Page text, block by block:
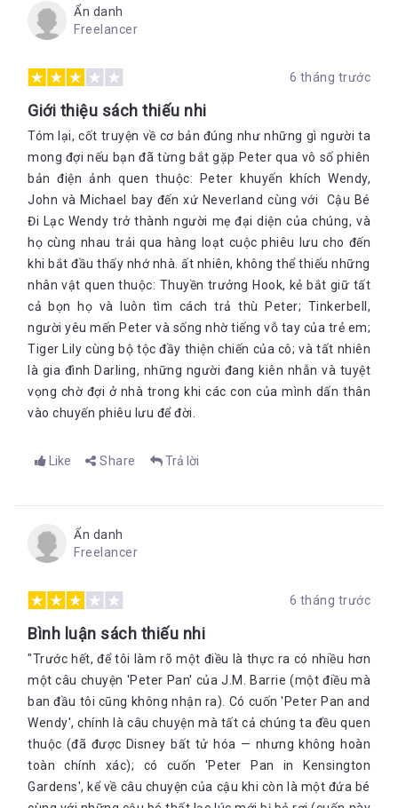
Ẩn danh
Freelancer
6 tháng trước
Giới thiệu sách thiếu nhi
Tóm lại, cốt truyện về cơ bản đúng như những gì người ta
mong đợi nếu bạn đã từng bắt gặp Peter qua vô số phiên
bản điện ảnh quen thuộc: Peter khuyến khích Wendy,
John và Michael bay đến xứ Neverland cùng với Cậu Bé
Đi Lạc Wendy trở thành người mẹ đại diện của chúng, và
họ cùng nhau trải qua hàng loạt cuộc phiêu lưu cho đến
khi bắt đầu thấy nhớ nhà. ất nhiên, không thể thiếu những
nhân vật quen thuộc: Thuyền trưởng Hook, kẻ bắt giữ tất
cả bọn họ và luôn tìm cách trả thù Peter; Tinkerbell,
người yêu mến Peter và sống nhờ tiếng vỗ tay của trẻ em;
Tiger Lily cùng bộ tộc đầy thiện chiến của cô; và tất nhiên
là gia đình Darling, những người đang kiên nhẫn và tuyệt
vọng chờ đợi ở nhà trong khi các con của mình dấn thân
vào chuyến phiêu lưu để đời.
Like Share Trả lời
Ẩn danh
Freelancer
6 tháng trước
Bình luận sách thiếu nhi
"Trước hết, để tôi làm rõ một điều là thực ra có nhiều hơn
một câu chuyện 'Peter Pan' của J.M. Barrie (một điều mà
ban đầu tôi cũng không nhận ra). Có cuốn 'Peter Pan and
Wendy', chính là câu chuyện mà tất cả chúng ta đều quen
thuộc (đã được Disney bất tử hóa — nhưng không hoàn
toàn chính xác); có cuốn 'Peter Pan in Kensington
Gardens', kể về câu chuyện của cậu khi còn là một đứa bé